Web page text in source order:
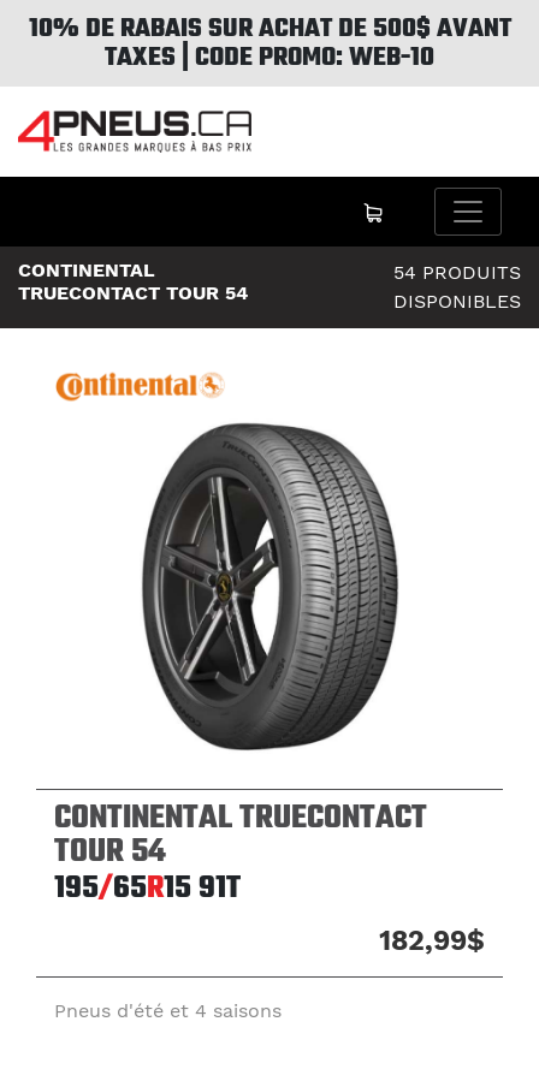
10% DE RABAIS SUR ACHAT DE 500$ AVANT
TAXES | CODE PROMO: WEB-10
CONTINENTAL
TRUECONTACT TOUR 54
54 PRODUITS
DISPONIBLES
CONTINENTAL TRUECONTACT
TOUR 54
195/65R1591T
182,99$
Pneus d'été et 4 saisons